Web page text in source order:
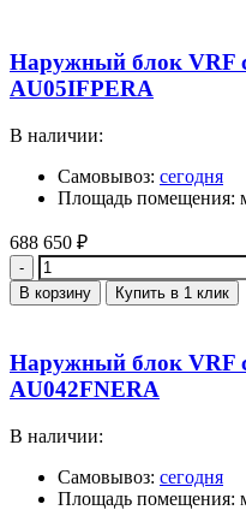
Наружный блок VRF
AU05IFPERA
В наличии:
Самовывоз: сегодня
Площадь помещения:
688 650 ₽
Количество
В корзину Купить в 1 клик
Наружный блок VRF
AU042FNERA
В наличии:
Самовывоз: сегодня
Площадь помещения: